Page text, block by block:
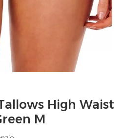
High Waist
M